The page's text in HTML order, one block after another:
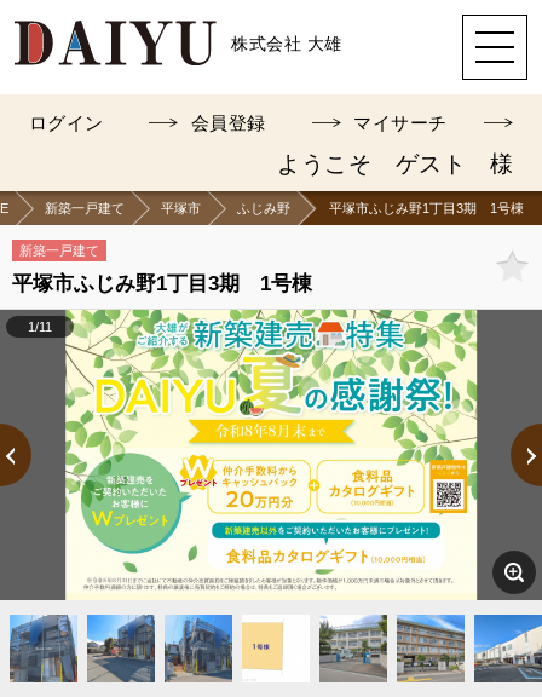
株式会社 大雄
ログイン 会員登録 マイサーチ
ようこそ ゲスト 様
新築一戸建て 平塚市 ふじみ野 平塚市ふじみ野1丁目3期 1号棟
新築一戸建て
平塚市ふじみ野1丁目3期 1号棟
1/11